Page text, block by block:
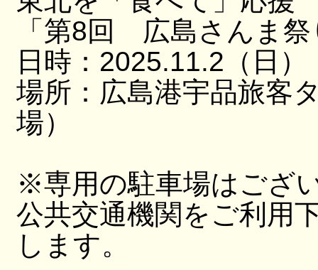
「第8回 広島さんま祭
日時：2025.11.2（日
場所：広島港宇品旅客
場）
※専用の駐車場はござ
公共交通機関をご利用
します。